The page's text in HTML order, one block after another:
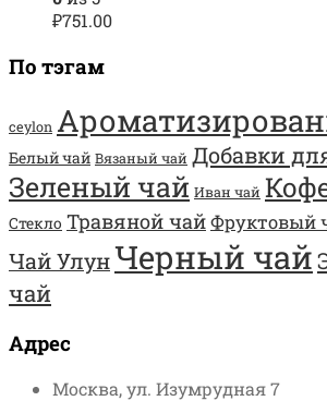
₽751.00
По тэгам
ceylon
Белый чай Вязаный чай Добавки
Зеленый чай Иван чай
Стекло Травяной чайФруктовый
Чай УлунЧерный чай
чай
Адрес
Москва, ул. Изумрудная 7